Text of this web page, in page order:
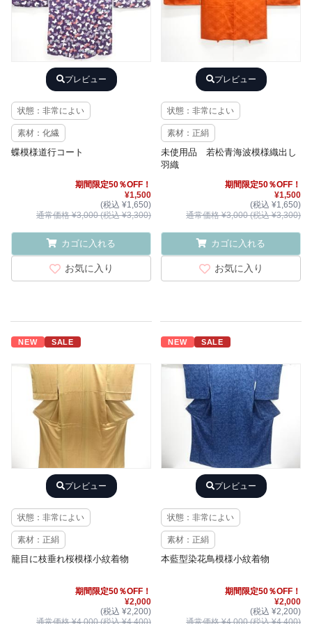
プレビュー
状態：非常によい
素材：化繊
蝶模様道行コート
期間限定50％OFF！
¥1,500
(税込 ¥1,650)
通常価格 ¥3,000 (税込 ¥3,300)
カゴに入れる
お気に入り
プレビュー
状態：非常によい
素材：正絹
未使用品 若松青海波模様織出し
羽織
期間限定50％OFF！
¥1,500
(税込 ¥1,650)
通常価格 ¥3,000 (税込 ¥3,300)
カゴに入れる
お気に入り
NEW SALE
プレビュー
状態：非常によい
素材：正絹
籠目に枝垂れ桜模様小紋着物
期間限定50％OFF！
¥2,000
(税込 ¥2,200)
NEW SALE
プレビュー
状態：非常によい
素材：正絹
本藍型染花鳥模様小紋着物
期間限定50％OFF！
¥2,000
(税込 ¥2,200)